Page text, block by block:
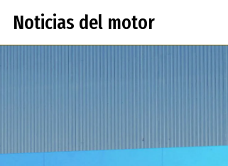
Noticias del motor